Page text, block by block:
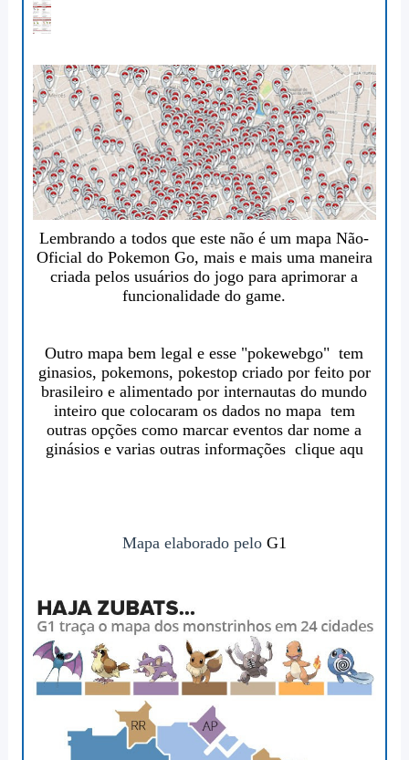
Lembrando a todos que este não é um mapa Não-
Oficial do Pokemon Go, mais e mais uma maneira
criada pelos usuários do jogo para aprimorar a
funcionalidade do game.
Outro mapa bem legal e esse "pokewebgo" tem
ginasios, pokemons, pokestop criado por feito por
brasileiro e alimentado por internautas do mundo
inteiro que colocaram os dados no mapa tem
outras opções como marcar eventos dar nome a
ginásios e varias outras informações clique aqu
Mapa elaborado pelo G1